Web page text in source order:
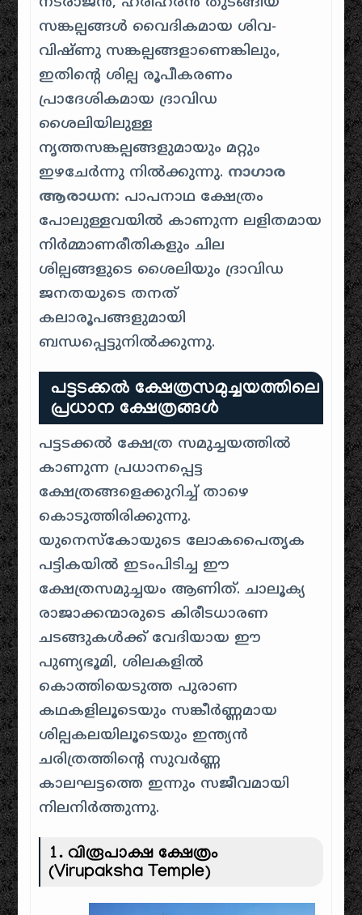
സങ്കല്പങ്ങൾ വൈദികമായ ശിവ-
വിഷ്ണു സങ്കല്പങ്ങളാണെങ്കിലും,
ഇതിന്റെ ശില്പ രൂപീകരണം
പ്രാദേശികമായ ദ്രാവിഡ
ശൈലിയിലുള്ള
നൃത്തസങ്കല്പങ്ങളുമായും മറ്റും
ഇഴചേർന്നു നിൽക്കുന്നു. നാഗാര
ആരാധന: പാപനാഥ ക്ഷേത്രം
പോലുള്ളവയിൽ കാണുന്ന ലളിതമായ
നിർമ്മാണരീതികളും ചില
ശില്പങ്ങളുടെ ശൈലിയും ദ്രാവിഡ
ജനതയുടെ തനത്
കലാരൂപങ്ങളുമായി
ബന്ധപ്പെട്ടുനിൽക്കുന്നു.
പട്ടടക്കൽ ക്ഷേത്രസമുച്ചയത്തിലെ
പ്രധാന ക്ഷേത്രങ്ങൾ
പട്ടടക്കൽ ക്ഷേത്ര സമുച്ചയത്തിൽ
കാണുന്ന പ്രധാനപ്പെട്ട
ക്ഷേത്രങ്ങളെക്കുറിച്ച് താഴെ
കൊടുത്തിരിക്കുന്നു.
യുനെസ്കോയുടെ ലോകപൈതൃക
പട്ടികയിൽ ഇടംപിടിച്ച ഈ
ക്ഷേത്രസമുച്ചയം ആണിത്. ചാലൂക്യ
രാജാക്കന്മാരുടെ കിരീടധാരണ
ചടങ്ങുകൾക്ക് വേദിയായ ഈ
പുണ്യഭൂമി, ശിലകളിൽ
കൊത്തിയെടുത്ത പുരാണ
കഥകളിലൂടെയും സങ്കീർണ്ണമായ
ശില്പകലയിലൂടെയും ഇന്ത്യൻ
ചരിത്രത്തിന്റെ സുവർണ്ണ
കാലഘട്ടത്തെ ഇന്നും സജീവമായി
നിലനിർത്തുന്നു.
1. വിരൂപാക്ഷ ക്ഷേത്രം
(Virupaksha Temple)